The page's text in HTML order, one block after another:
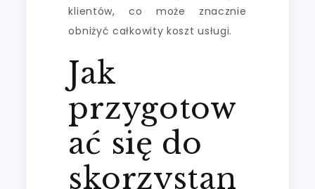
klientów, co może znacznie
obniżyć całkowity koszt usługi.
Jak
przygotow
ać się do
skorzystan